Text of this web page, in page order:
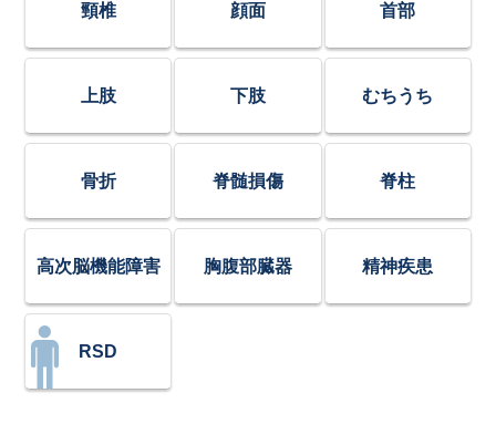
頸椎 顔面 首部
上肢 下肢 むちうち
骨折 脊髄損傷 脊柱
高次脳機能障害 胸腹部臓器 精神疾患
RSD